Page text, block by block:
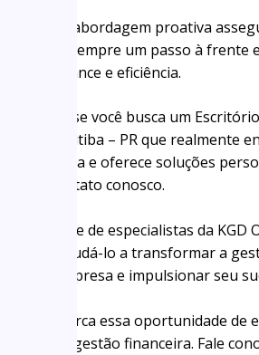
Nossa abordagem proativa
esteja sempre um passo à frente
compliance e eficiência.
Então, se você busca um
em Curitiba – PR que realmente
empresa e oferece soluções
em contato conosco.
A equipe de especialistas da
para ajudá-lo a transformar a
sua empresa e impulsionar seu
Não perca essa oportunidade de
da sua gestão financeira. Fale